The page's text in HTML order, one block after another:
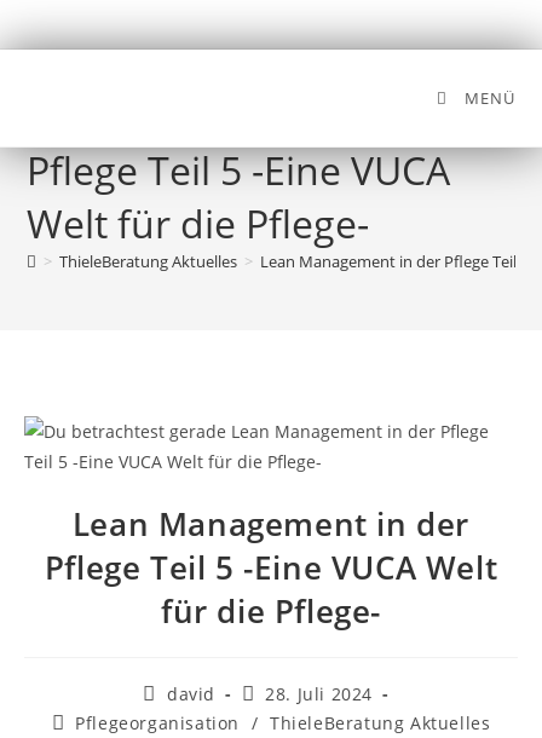
MENÜ
Lean Management in der
Pflege Teil 5 -Eine VUCA
Welt für die Pflege-
> ThieleBeratung Aktuelles > Lean Management in der Pflege Teil 5
Lean Management in der
Pflege Teil 5 -Eine VUCA Welt
für die Pflege-
david
28. Juli 2024
Pflegeorganisation
/ ThieleBeratung Aktuelles